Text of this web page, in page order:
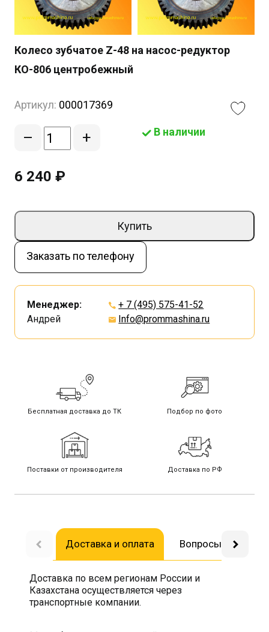
Колесо зубчатое Z-48 на насос-редуктор
КО-806 центробежный
Артикул: 000017369
– + В наличии
6 240 ₽
Купить
Заказать по телефону
Менеджер:
Андрей
+ 7 (495) 575-41-52
Info@prommashina.ru
Бесплатная доставка до ТК Подбор по фото
Поставки от производителя Доставка по РФ
Доставка и оплата Вопросы-ответы
Доставка по всем регионам России и
Казахстана осуществляется через
транспортные компании.